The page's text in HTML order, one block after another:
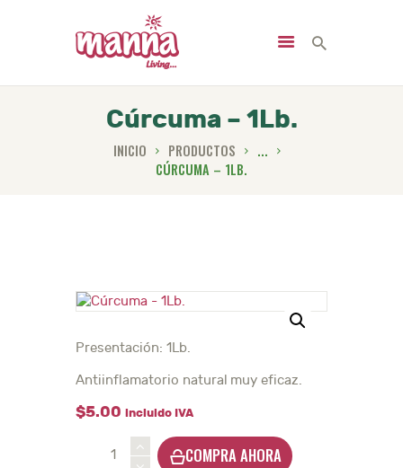
Cúrcuma – 1Lb.
INICIO PRODUCTOS
...
CÚRCUMA – 1LB.
INICIO
NOSOTROS
NOTICIAS
Presentación: 1Lb.
Antiinflamatorio natural muy eficaz.
$5.00 incluido IVA
Cúrcuma
COMPRA AHORA